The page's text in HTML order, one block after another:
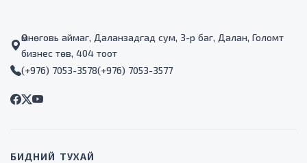
Өмнөговь аймаг, Даланзадгад сум, 3-р баг, Далан, Голомт
бизнес төв, 404 тоот
(+976) 7053-3578(+976) 7053-3577
БИДНИЙ ТУХАЙ